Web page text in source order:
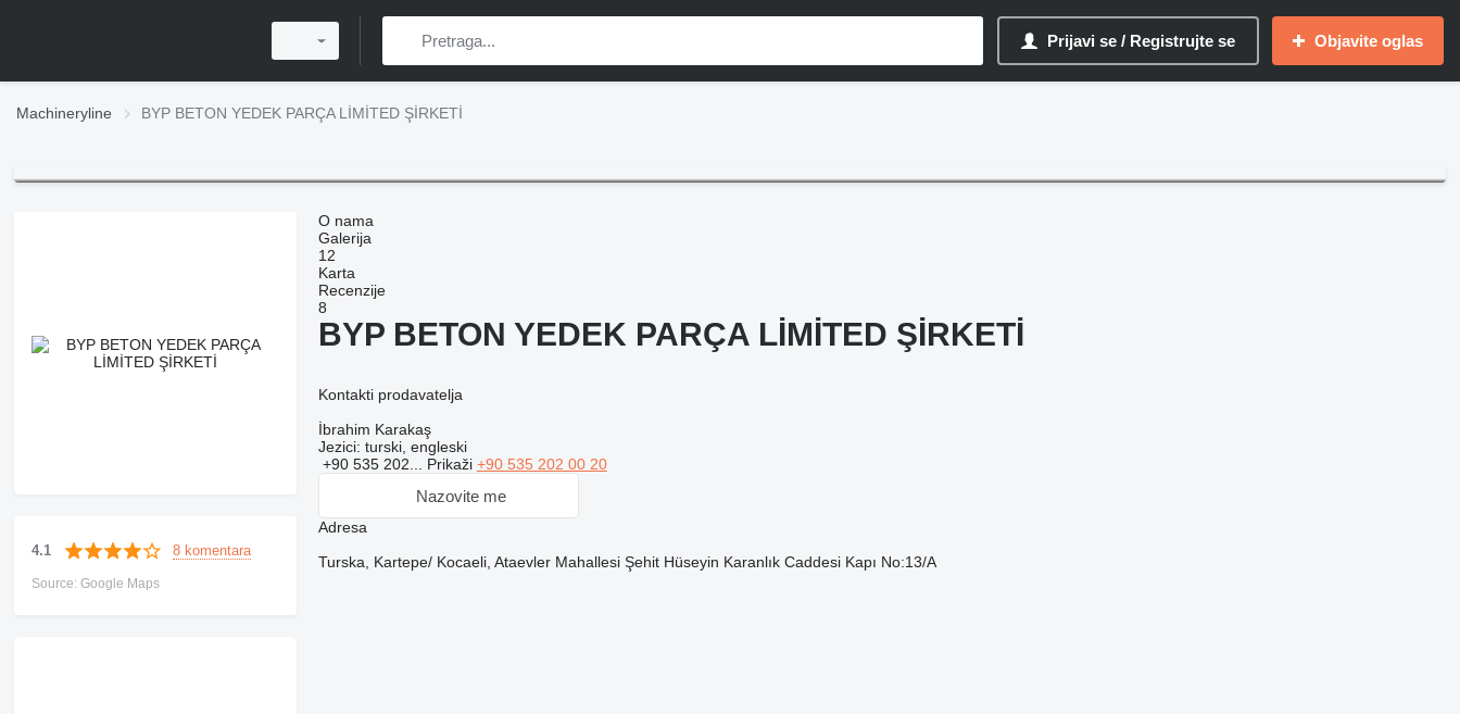
Prijavi se / Registrujte se Objavite oglas
Machineryline BYP BETON YEDEK PARÇA LİMİTED ŞİRKETİ
4.1 8 komentara
Source: Google Maps
O nama
Galerija
12
Karta
Recenzije
8
BYP BETON YEDEK PARÇA LİMİTED ŞİRKETİ
Kontakti prodavatelja
İbrahim Karakaş
Jezici: turski, engleski
+90 535 202... Prikaži +90 535 202 00 20
Nazovite me
Adresa
Turska, Kartepe/ Kocaeli, Ataevler Mahallesi Şehit Hüseyin Karanlık Caddesi Kapı No:13/A